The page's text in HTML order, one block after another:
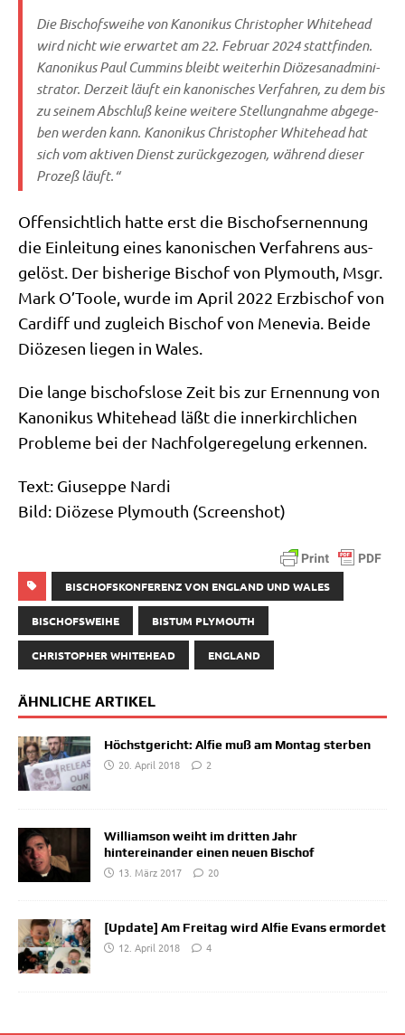
Die Bischofs­wei­he von Kano­ni­kus Chri­sto­pher Whit­ehead
wird nicht wie erwar­tet am 22. Febru­ar 2024 statt­fin­den.
Kano­ni­kus Paul Cumm­ins bleibt wei­ter­hin Diö­ze­san­ad­mi­ni­
stra­tor. Der­zeit läuft ein kano­ni­sches Ver­fah­ren, zu dem bis
zu sei­nem Abschluß kei­ne wei­te­re Stel­lung­nah­me abge­ge­
ben wer­den kann. Kano­ni­kus Chri­sto­pher Whit­ehead hat
sich vom akti­ven Dienst zurück­ge­zo­gen, wäh­rend die­ser
Pro­zeß läuft.“
Offen­sicht­lich hat­te erst die Bischofs­er­nen­nung
die Ein­lei­tung eines kano­ni­schen Ver­fah­rens aus­
ge­löst. Der bis­he­ri­ge Bischof von Ply­mouth, Msgr.
Mark O’Toole, wur­de im April 2022 Erz­bi­schof von
Car­diff und zugleich Bischof von Men­evia. Bei­de
Diö­ze­sen lie­gen in Wales.
Die lan­ge bischofs­lo­se Zeit bis zur Ernen­nung von
Kano­ni­kus Whit­ehead läßt die inner­kirch­li­chen
Pro­ble­me bei der Nach­fol­ge­re­ge­lung erkennen.
Text: Giu­sep­pe Nar­di
Bild: Diö­ze­se Ply­mouth (Screen­shot)
BISCHOFSKONFERENZ VON ENGLAND UND WALES
BISCHOFSWEIHE BISTUM PLYMOUTH
CHRISTOPHER WHITEHEAD ENGLAND
ÄHNLICHE ARTIKEL
Höchstgericht: Alfie muß am Montag sterben
20. April 2018
2
Williamson weiht im dritten Jahr
hintereinander einen neuen Bischof
13. März 2017
20
[Update] Am Freitag wird Alfie Evans ermordet
12. April 2018
4